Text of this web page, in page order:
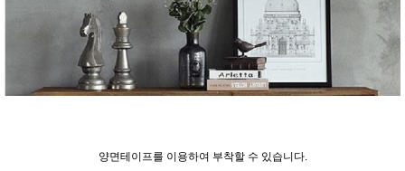
양면테이프를 이용하여 부착할 수 있습니다.